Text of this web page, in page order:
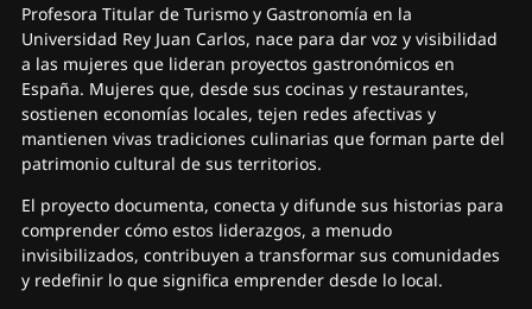
Profesora Titular de Turismo y Gastronomía en la
Universidad Rey Juan Carlos, nace para dar voz y visibilidad
a las mujeres que lideran proyectos gastronómicos en
España. Mujeres que, desde sus cocinas y restaurantes,
sostienen economías locales, tejen redes afectivas y
mantienen vivas tradiciones culinarias que forman parte del
patrimonio cultural de sus territorios.
El proyecto documenta, conecta y difunde sus historias para
comprender cómo estos liderazgos, a menudo
invisibilizados, contribuyen a transformar sus comunidades
y redefinir lo que significa emprender desde lo local.